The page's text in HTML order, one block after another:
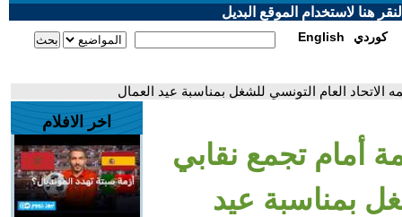
هنا لاستخدام الموقع البديل
English كوردي
العام التونسي للشغل بمناسبة عيد العمال
أمام تجمع نقابي
بمناسبة عيد
اخر الافلام